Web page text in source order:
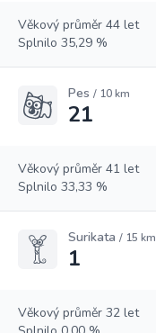
Věkový průměr 44 let
Splnilo 35,29 %
Pes / 10 km
21
Věkový průměr 41 let
Splnilo 33,33 %
Surikata / 15 km
1
Věkový průměr 32 let